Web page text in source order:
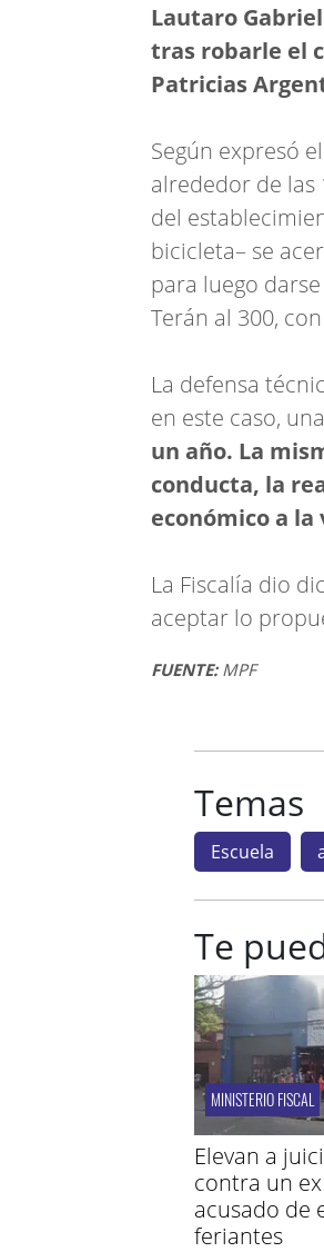
Lautaro
tras robarle el
Patricias
Según expresó
alrededor de las
del
bicicleta– se
para luego
Terán al 300,
La defensa
en este caso, una
un año. La
conducta, la
económico a la
La Fiscalía dio
aceptar lo
FUENTE:MPF
Temas
Escuela
Te
MINISTERIO FISCAL
Elevan a
contra un
acusado de
feriantes